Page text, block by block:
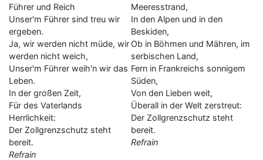
Führer und Reich
Unser'm Führer sind treu wir
ergeben.
Ja, wir werden nicht müde, wir
werden nicht weich,
Unser'm Führer weih'n wir das
Leben.
In der großen Zeit,
Für des Vaterlands
Herrlichkeit:
Der Zollgrenzschutz steht
bereit.
Refrain
Meeresstrand,
In den Alpen und in den
Beskiden,
Ob in Böhmen und Mähren, im
serbischen Land,
Fern in Frankreichs sonnigem
Süden,
Von den Lieben weit,
Überall in der Welt zerstreut:
Der Zollgrenzschutz steht
bereit.
Refrain